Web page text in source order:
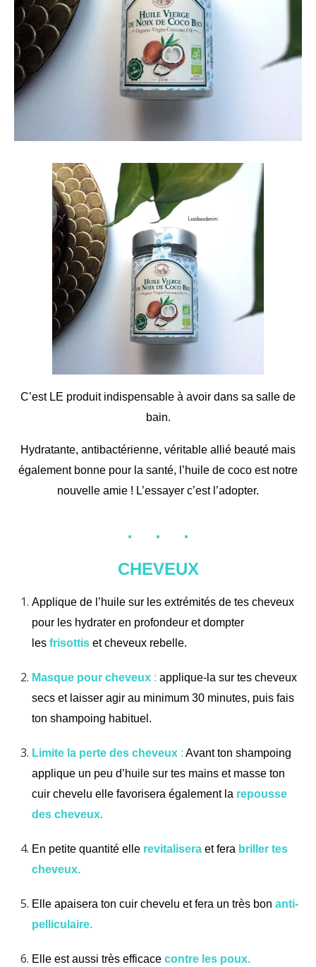
C’est LE produit indispensable à avoir dans sa salle de
bain.
Hydratante, antibactérienne, véritable allié beauté mais
également bonne pour la santé, l’huile de coco est notre
nouvelle amie ! L’essayer c’est l’adopter.
. . .
CHEVEUX
Applique de l’huile sur les extrémités de tes cheveux
pour les hydrater en profondeur et dompter
les frisottis et cheveux rebelle.
Masque pour cheveux : applique-la sur tes cheveux
secs et laisser agir au minimum 30 minutes, puis fais
ton shampoing habituel.
Limite la perte des cheveux : Avant ton shampoing
applique un peu d’huile sur tes mains et masse ton
cuir chevelu elle favorisera également la repousse
des cheveux.
En petite quantité elle revitalisera et fera briller tes
cheveux.
Elle apaisera ton cuir chevelu et fera un très bon anti-
pelliculaire.
Elle est aussi très efficace contre les poux.